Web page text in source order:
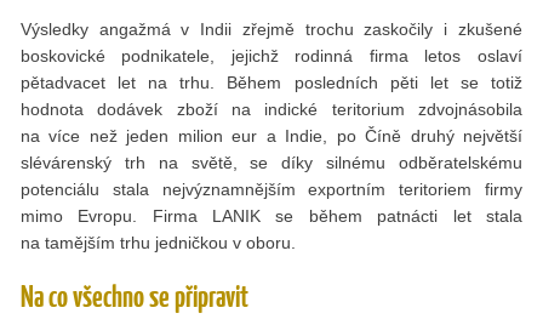
Výsledky angažmá v Indii zřejmě trochu zaskočily i zkušené
boskovické podnikatele, jejichž rodinná firma letos oslaví
pětadvacet let na trhu. Během posledních pěti let se totiž
hodnota dodávek zboží na indické teritorium zdvojnásobila
na více než jeden milion eur a Indie, po Číně druhý největší
slévárenský trh na světě, se díky silnému odběratelskému
potenciálu stala nejvýznamnějším exportním teritoriem firmy
mimo Evropu. Firma LANIK se během patnácti let stala
na tamějším trhu jedničkou v oboru.
Na co všechno se připravit